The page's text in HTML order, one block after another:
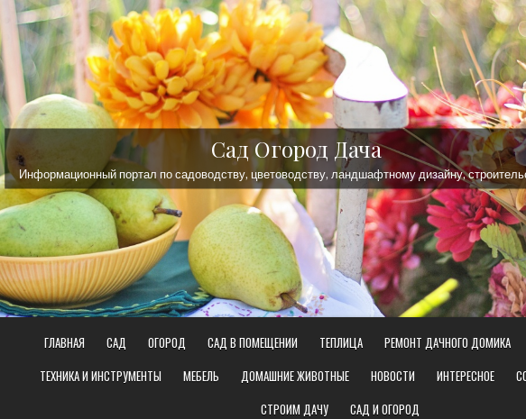
Сад Огород Дача
Информационный портал по садоводству, цветоводству, ландшафтному дизайну,
ГЛАВНАЯ САД ОГОРОД САД В ПОМЕЩЕНИИ ТЕПЛИЦА РЕМОНТ ДАЧНОГО ДОМИКА
ТЕХНИКА И ИНСТРУМЕНТЫ
МЕБЕЛЬ ДОМАШНИЕ ЖИВОТНЫЕ НОВОСТИ ИНТЕРЕСНОЕ
СТРОИМ ДАЧУ
САД И ОГОРОД